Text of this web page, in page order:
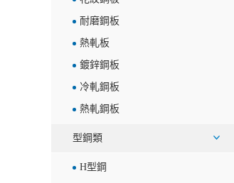
耐磨鋼板
熱軋板
鍍鋅鋼板
冷軋鋼板
熱軋鋼板
型鋼類
H型鋼